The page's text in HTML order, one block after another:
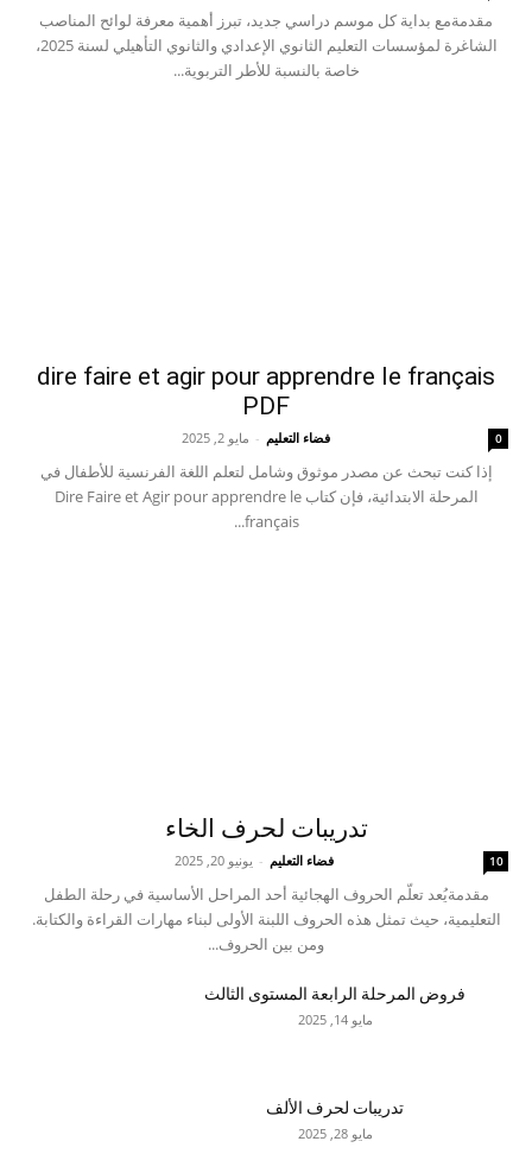
مقدمةمع بداية كل موسم دراسي جديد، تبرز أهمية معرفة لوائح المناصب
الشاغرة لمؤسسات التعليم الثانوي الإعدادي والثانوي التأهيلي لسنة 2025،
خاصة بالنسبة للأطر التربوية...
dire faire et agir pour apprendre le français
PDF
فضاء التعليم - مايو 2, 2025 0
إذا كنت تبحث عن مصدر موثوق وشامل لتعلم اللغة الفرنسية للأطفال في
المرحلة الابتدائية، فإن كتاب Dire Faire et Agir pour apprendre le
français...
تدريبات لحرف الخاء
فضاء التعليم - يونيو 20, 2025 10
مقدمةيُعد تعلّم الحروف الهجائية أحد المراحل الأساسية في رحلة الطفل
التعليمية، حيث تمثل هذه الحروف اللبنة الأولى لبناء مهارات القراءة والكتابة.
ومن بين الحروف...
فروض المرحلة الرابعة المستوى الثالث
مايو 14, 2025
تدريبات لحرف الألف
مايو 28, 2025